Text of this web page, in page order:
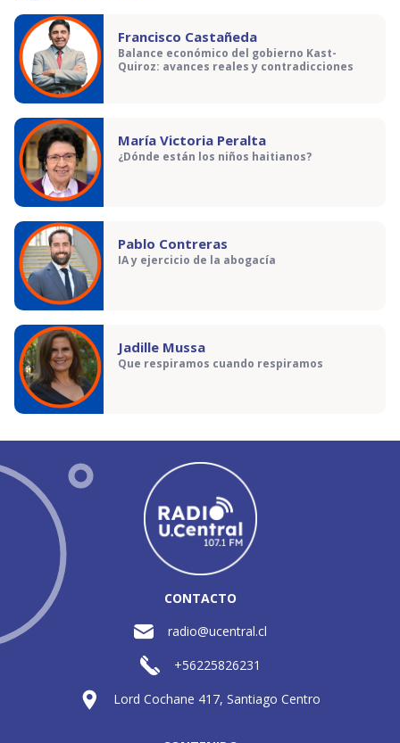
Francisco Castañeda
Balance económico del gobierno Kast-
Quiroz: avances reales y contradicciones
María Victoria Peralta
¿Dónde están los niños haitianos?
Pablo Contreras
IA y ejercicio de la abogacía
Jadille Mussa
Que respiramos cuando respiramos
CONTACTO
radio@ucentral.cl
+56225826231
Lord Cochane 417, Santiago Centro